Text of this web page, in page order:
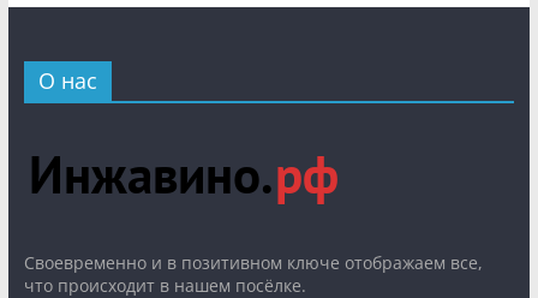
О нас
Cвоевременно и в позитивном ключе отображаем все,
что происходит в нашем посёлке.